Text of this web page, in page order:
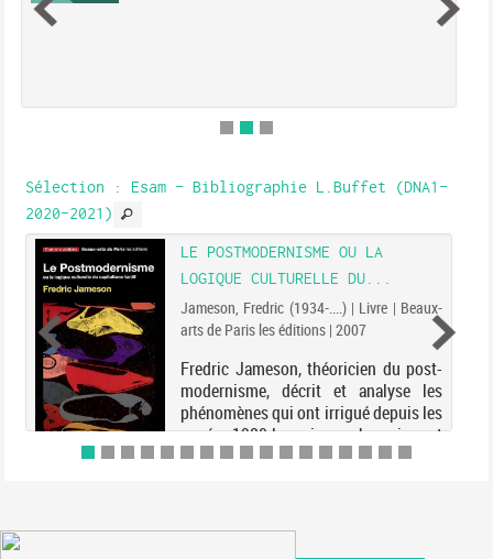
Sélection : Esam - Bibliographie L.Buffet (DNA1-
2020-2021)
LE POSTMODERNISME OU LA
LOGIQUE CULTURELLE DU...
Jameson, Fredric (1934-....) | Livre | Beaux-
arts de Paris les éditions | 2007
Fredric Jameson, théoricien du post-
modernisme, décrit et analyse les
phénomènes qui ont irrigué depuis les
années 1980 les sciences humaines et
provoqué des bouleversements dans